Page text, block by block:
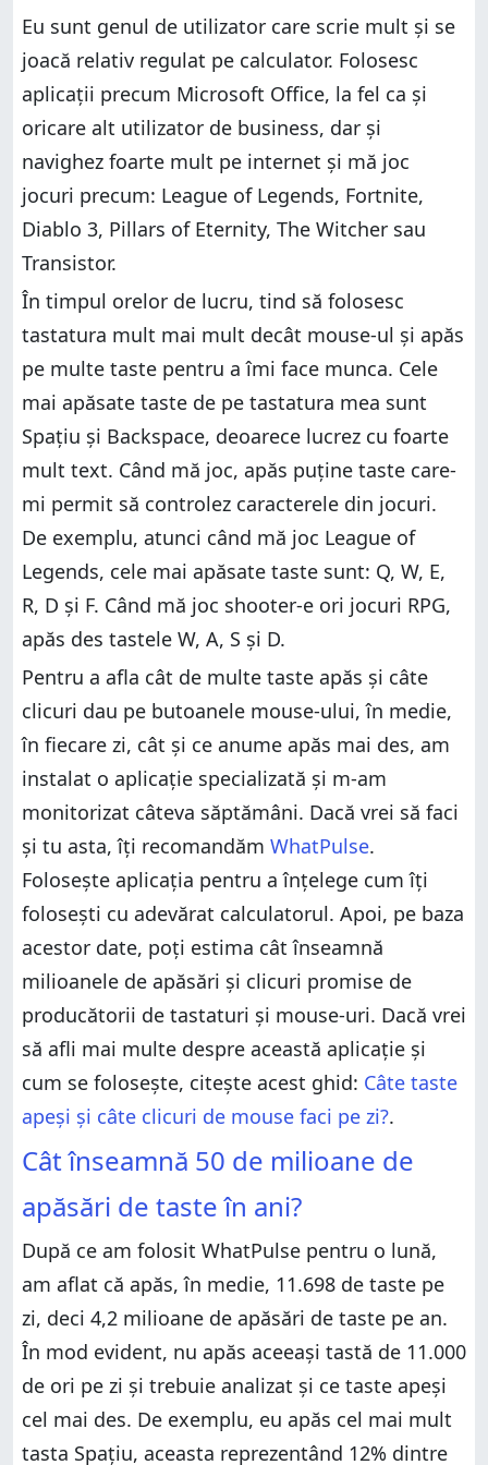
Problema: modul în care producătorii fac estimările
pentru durata de viață
Ce avem de învățat din acest experiment?
Tu ce părere ai?
Problema: modul în care producătorii fac estimările
pentru durata de viață
Ce avem de învățat din acest experiment?
Tu ce părere ai?
Eu sunt genul de utilizator care scrie mult și se
joacă relativ regulat pe calculator. Folosesc
aplicații precum Microsoft Office, la fel ca și
oricare alt utilizator de business, dar și
navighez foarte mult pe internet și mă joc
jocuri precum: League of Legends, Fortnite,
Diablo 3, Pillars of Eternity, The Witcher sau
Transistor.
În timpul orelor de lucru, tind să folosesc
tastatura mult mai mult decât mouse-ul și apăs
pe multe taste pentru a îmi face munca. Cele
mai apăsate taste de pe tastatura mea sunt
Spațiu și Backspace, deoarece lucrez cu foarte
mult text. Când mă joc, apăs puține taste care-
mi permit să controlez caracterele din jocuri.
De exemplu, atunci când mă joc League of
Legends, cele mai apăsate taste sunt: Q, W, E,
R, D și F. Când mă joc shooter-e ori jocuri RPG,
apăs des tastele W, A, S și D.
Pentru a afla cât de multe taste apăs și câte
clicuri dau pe butoanele mouse-ului, în medie,
în fiecare zi, cât și ce anume apăs mai des, am
instalat o aplicație specializată și m-am
monitorizat câteva săptămâni. Dacă vrei să faci
și tu asta, îți recomandăm WhatPulse.
Folosește aplicația pentru a înțelege cum îți
folosești cu adevărat calculatorul. Apoi, pe baza
acestor date, poți estima cât înseamnă
milioanele de apăsări și clicuri promise de
producătorii de tastaturi și mouse-uri. Dacă vrei
să afli mai multe despre această aplicație și
cum se folosește, citește acest ghid: Câte taste
apeși și câte clicuri de mouse faci pe zi?.
Cât înseamnă 50 de milioane de
apăsări de taste în ani?
După ce am folosit WhatPulse pentru o lună,
am aflat că apăs, în medie, 11.698 de taste pe
zi, deci 4,2 milioane de apăsări de taste pe an.
În mod evident, nu apăs aceeași tastă de 11.000
de ori pe zi și trebuie analizat și ce taste apeși
cel mai des. De exemplu, eu apăs cel mai mult
tasta Spațiu, aceasta reprezentând 12% dintre